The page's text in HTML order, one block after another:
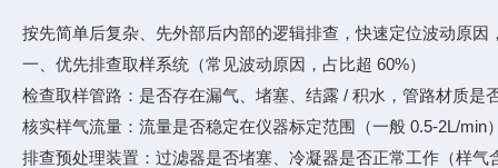
按先简单后复杂、先外部后内部的逻辑排查，快速定位波动原
一、优先排查取样系统（常见波动原因，占比超 60%）
检查取样管路：是否存在漏气、堵塞、结露 / 积水，管路材质
核实样气流量：流量是否稳定在仪器标定范围（一般 0.5-2L/
排查预处理装置：过滤器是否堵塞、冷凝器是否正常工作（样